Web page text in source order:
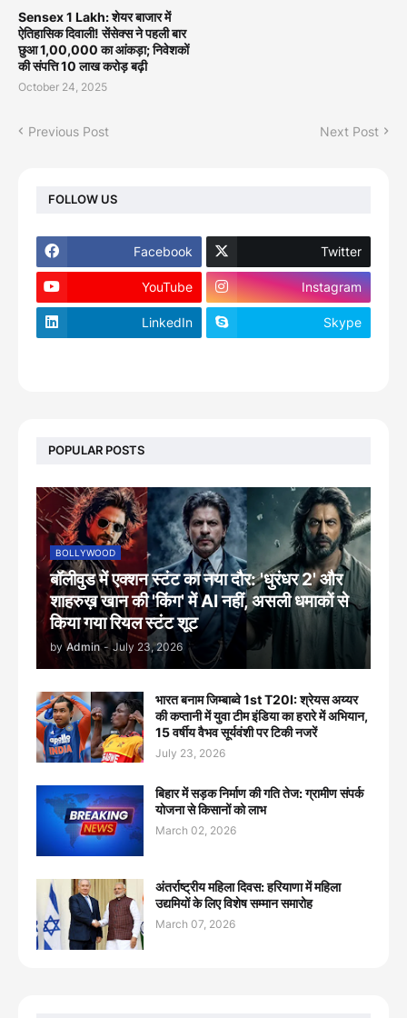
Sensex 1 Lakh: शेयर बाजार में
ऐतिहासिक दिवाली! सेंसेक्स ने पहली बार
छुआ 1,00,000 का आंकड़ा; निवेशकों
की संपत्ति 10 लाख करोड़ बढ़ी
October 24, 2025
Previous Post Next Post
FOLLOW US
Facebook Twitter
YouTube Instagram
LinkedIn Skype
POPULAR POSTS
BOLLYWOOD
बॉलीवुड में एक्शन स्टंट का नया दौर: 'धुरंधर 2' और
शाहरुख़ खान की 'किंग' में AI नहीं, असली धमाकों से
किया गया रियल स्टंट शूट
by Admin - July 23, 2026
भारत बनाम जिम्बाब्वे 1st T20I: श्रेयस अय्यर
की कप्तानी में युवा टीम इंडिया का हरारे में अभियान,
15 वर्षीय वैभव सूर्यवंशी पर टिकी नजरें
July 23, 2026
बिहार में सड़क निर्माण की गति तेज: ग्रामीण संपर्क
योजना से किसानों को लाभ
March 02, 2026
अंतर्राष्ट्रीय महिला दिवस: हरियाणा में महिला
उद्यमियों के लिए विशेष सम्मान समारोह
March 07, 2026